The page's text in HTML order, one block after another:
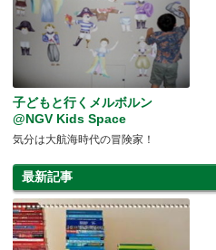
子どもと行くメルボルン
@NGV Kids Space
気分は大航海時代の冒険家！
最新記事